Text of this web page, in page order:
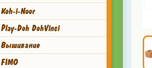
Koh-i-Noor
Play-Doh DohVinci
Вышивание
FIMO